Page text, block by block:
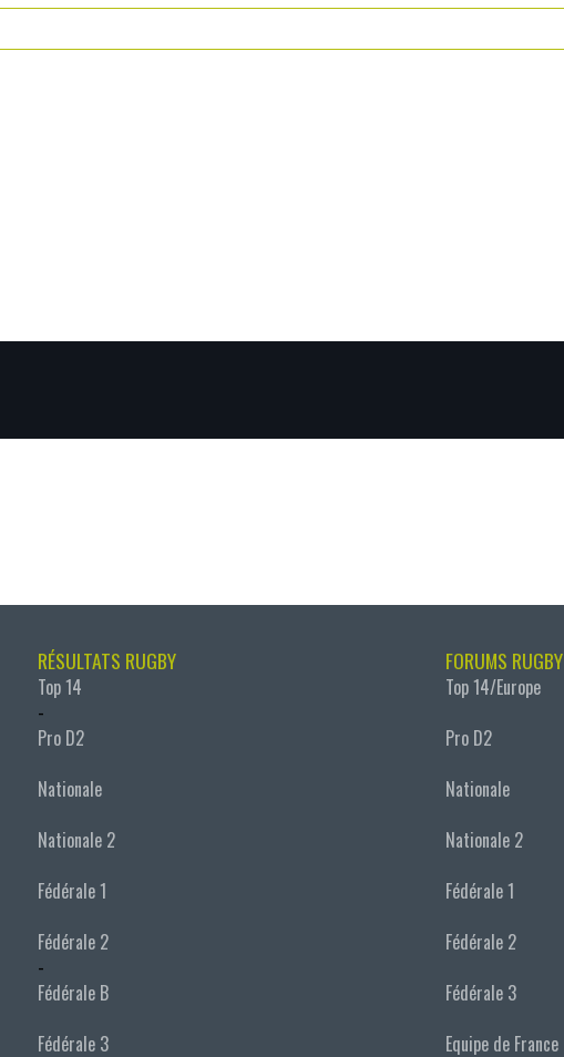
RÉSULTATS RUGBY
Top 14
-
Pro D2
Nationale
Nationale 2
Fédérale 1
Fédérale 2
-
Fédérale B
Fédérale 3
FORUMS RUGBY
Top 14/Europe
Pro D2
Nationale
Nationale 2
Fédérale 1
Fédérale 2
Fédérale 3
Equipe de France